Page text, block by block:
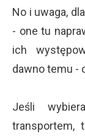
No i uwaga,
- one tu
ich
dawno temu -
Jeśli
transportem,